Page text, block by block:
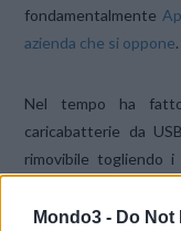
Mondo3 - Do
fondamentalmente
azienda che si oppone.
Nel tempo ha
caricabatterie da
rimovibile togliendo